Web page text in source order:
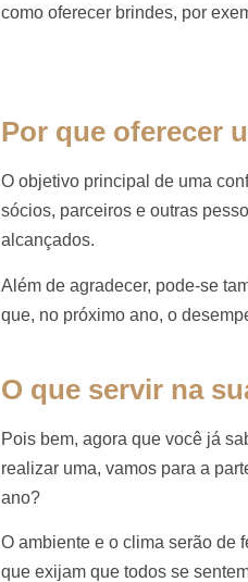
como oferecer brindes, por
Por que oferecer
O objetivo principal de uma
sócios, parceiros e outras
alcançados.
Além de agradecer, pode-se
que, no próximo ano, o
O que servir na
Pois bem, agora que você já
realizar uma, vamos para a
ano?
O ambiente e o clima serão de
que exijam que todos se